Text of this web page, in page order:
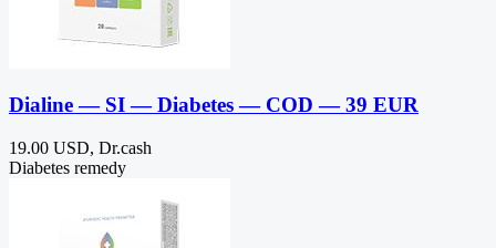
Dialine — SI — Diabetes — COD — 39 EUR
19.00 USD, Dr.cash
Diabetes remedy